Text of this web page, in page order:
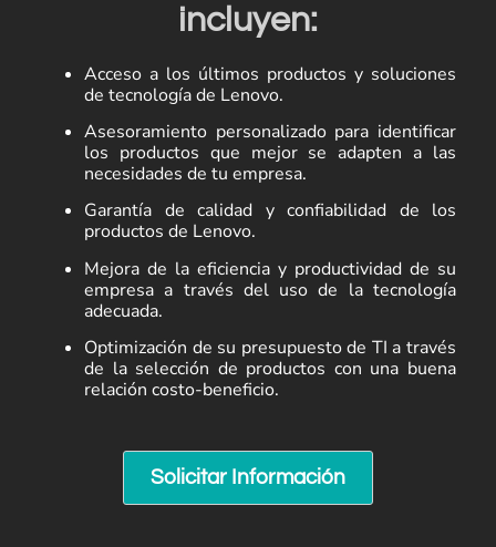
incluyen:
Acceso a los últimos productos y soluciones
de tecnología de Lenovo.
Asesoramiento personalizado para identificar
los productos que mejor se adapten a las
necesidades de tu empresa.
Garantía de calidad y confiabilidad de los
productos de Lenovo.
Mejora de la eficiencia y productividad de su
empresa a través del uso de la tecnología
adecuada.
Optimización de su presupuesto de TI a través
de la selección de productos con una buena
relación costo-beneficio.
Solicitar Información